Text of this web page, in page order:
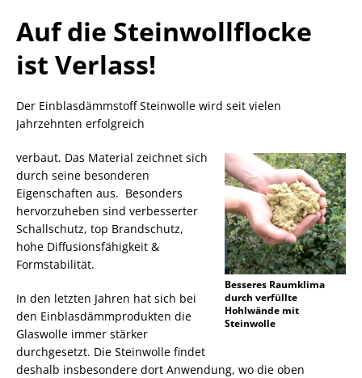
Auf die Steinwollflocke
ist Verlass!
Der Einblasdämmstoff Steinwolle wird seit vielen
Jahrzehnten erfolgreich
Besseres Raumklima
durch verfüllte
Hohlwände mit
Steinwolle
verbaut. Das Material zeichnet sich
durch seine besonderen
Eigenschaften aus. Besonders
hervorzuheben sind verbesserter
Schallschutz, top Brandschutz,
hohe Diffusionsfähigkeit &
Formstabilität.
In den letzten Jahren hat sich bei
den Einblasdämmprodukten die
Glaswolle immer stärker
durchgesetzt. Die Steinwolle findet
deshalb insbesondere dort Anwendung, wo die oben